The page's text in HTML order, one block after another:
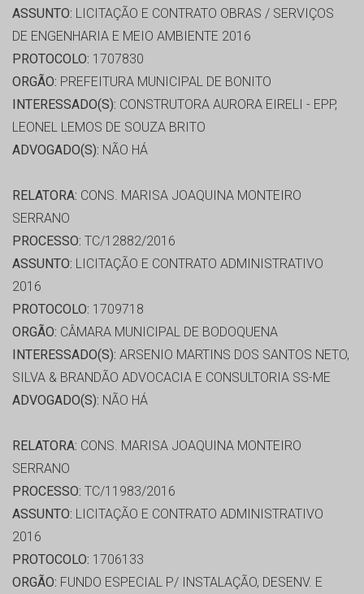
ASSUNTO: LICITAÇÃO E CONTRATO OBRAS / SERVIÇOS
DE ENGENHARIA E MEIO AMBIENTE 2016
PROTOCOLO: 1707830
ORGÃO: PREFEITURA MUNICIPAL DE BONITO
INTERESSADO(S): CONSTRUTORA AURORA EIRELI - EPP,
LEONEL LEMOS DE SOUZA BRITO
ADVOGADO(S): NÃO HÁ
RELATORA: CONS. MARISA JOAQUINA MONTEIRO
SERRANO
PROCESSO: TC/12882/2016
ASSUNTO: LICITAÇÃO E CONTRATO ADMINISTRATIVO
2016
PROTOCOLO: 1709718
ORGÃO: CÂMARA MUNICIPAL DE BODOQUENA
INTERESSADO(S): ARSENIO MARTINS DOS SANTOS NETO,
SILVA & BRANDÃO ADVOCACIA E CONSULTORIA SS-ME
ADVOGADO(S): NÃO HÁ
RELATORA: CONS. MARISA JOAQUINA MONTEIRO
SERRANO
PROCESSO: TC/11983/2016
ASSUNTO: LICITAÇÃO E CONTRATO ADMINISTRATIVO
2016
PROTOCOLO: 1706133
ORGÃO: FUNDO ESPECIAL P/ INSTALAÇÃO, DESENV. E